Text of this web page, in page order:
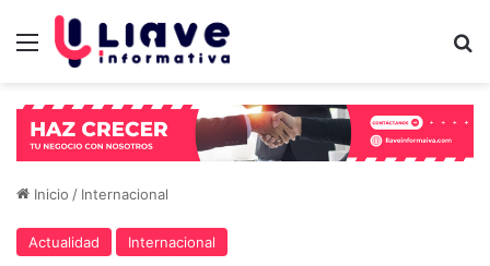
Menú
Inicio / Internacional
Actualidad Internacional